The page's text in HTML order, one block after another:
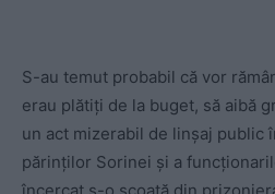
S-au temut probabil că vor
erau plătiţi de la buget, să aibă
un act mizerabil de linşaj public
părinţilor Sorinei şi a